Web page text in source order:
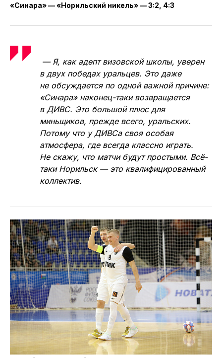
«Синара» — «Норильский никель» — 3:2, 4:3
— Я, как адепт визовской школы, уверен
в двух победах уральцев. Это даже
не обсуждается по одной важной причине:
«Синара» наконец-таки возвращается
в ДИВС. Это большой плюс для
миньщиков, прежде всего, уральских.
Потому что у ДИВСа своя особая
атмосфера, где всегда классно играть.
Не скажу, что матчи будут простыми. Всё-
таки Норильск — это квалифицированный
коллектив.